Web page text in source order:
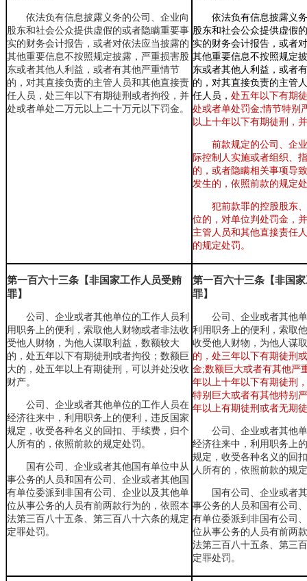
依法负有信息披露义务的公司、企业向
股东和社会公众提供虚假的或者隐瞒重要事
实的财务会计报告，或者对依法应当披露的
其他重要信息不按照规定披露，严重损害股
东或者其他人利益，或者有其他严重情节
的，对其直接负责的主管人员和其他直接责
任人员，处三年以下有期徒刑或者拘役，并
处或者单处二万元以上二十万元以下罚金。
依法负有信息披露义
股东和社会公众提供虚假
实的财务会计报告 ，或者
其他重要信息不按照规定
东或者其他人利益 ，或者
的 ，对其直接负责的主管
任人员 ，处五年以下有期
处或者单处罚金;情节特别
以上十年以下有期徒刑 ，
前款规定的公司、企
际控制人实施或者组织、
的 ，或者隐瞒相关事项导
发生的 ，依照前款的规定
犯前款罪的控股股东
位的 ，对单位判处罚金 ，
主管人员和其他直接责任
的规定处罚。
第一百六十三条【非国家工作人员受贿
罪】
公司、企业或者其他单位的工作人员利
用职务上的便利，索取他人财物或者非法收
受他人财物，为他人谋取利益，数额较大
的，处五年以下有期徒刑或者拘役；数额巨
大的，处五年以上有期徒刑，可以并处没收
财产。
公司、企业或者其他单位的工作人员在
经济往来中，利用职务上的便利，违反国家
规定，收受各种名义的回扣、手续费，归个
人所有的，依照前款的规定处罚。
国有公司、企业或者其他国有单位中从
事公务的人员和国有公司、企业或者其他国
有单位委派到非国有公司、企业以及其他单
位从事公务的人员有前两款行为的，依照本
法第三百八十五条、第三百八十六条的规定
定罪处罚。
第一百六十三条【非国
罪】
公司、企业或者其他
利用职务上的便利
，索取
收受他人财物 ， 为他人谋
的 ，处三年以下有期徒刑
金;数额巨大或者有其他严
年以上十年以下有期徒刑
特别巨大或者有其他特别
年以上有期徒刑或者无期
公司、企业或者其他
经济往来中，利用职务上
规定，收受各种名义的回
人所有的，依照前款的规
国有公司、企业或者
事公务的人员和国有公司
有单位委派到非国有公司
位从事公务的人员有前两
法第三百八十五条、第三
定罪处罚。